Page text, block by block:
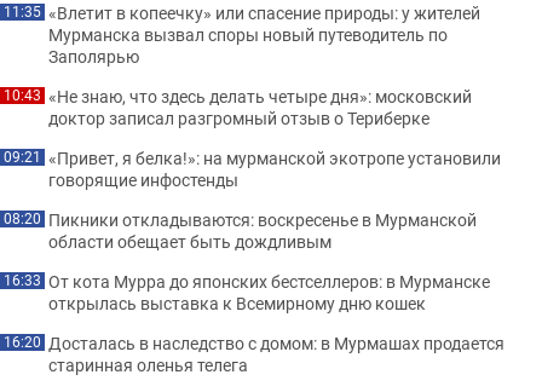
11:35 «Влетит в копеечку» или спасение природы: у жителей
Мурманска вызвал споры новый путеводитель по
Заполярью
10:43 «Не знаю, что здесь делать четыре дня»: московский
доктор записал разгромный отзыв о Териберке
09:21 «Привет, я белка!»: на мурманской экотропе установили
говорящие инфостенды
08:20 Пикники откладываются: воскресенье в Мурманской
области обещает быть дождливым
16:33 От кота Мурра до японских бестселлеров: в Мурманске
открылась выставка к Всемирному дню кошек
16:20 Досталась в наследство с домом: в Мурмашах продается
старинная оленья телега